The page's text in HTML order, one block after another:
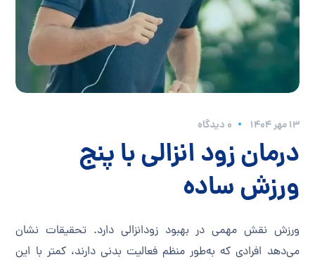
۱۳ مهر ۱۴۰۴ 0 دیدگاه
درمان زود انزالی با پنج
ورزش ساده
ورزش نقش مهمی در بهبود زودانزالی دارد. تحقیقات نشان
می‌دهد افرادی که به‌طور منظم فعالیت بدنی دارند، کمتر با این